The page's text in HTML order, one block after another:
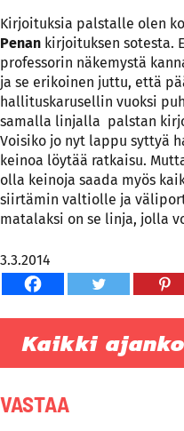
Kirjoituksia palstalle olen
Penan kirjoituksen sotesta.
professorin näkemystä
ja se erikoinen juttu, että
hallituskarusellin vuoksi
samalla linjalla palstan
Voisiko jo nyt lappu syttyä
keinoa löytää ratkaisu.
olla keinoja saada myös
siirtämin valtiolle ja
matalaksi on se linja, jolla
3.3.2014
Kaikki
VASTAA